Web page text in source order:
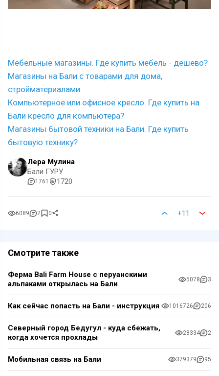
Мебельные магазины. Где купить мебель - дешево?
Магазины на Бали с товарами для дома,
стройматериалами
Компьютерное или офисное кресло. Где купить на
Бали кресло для компьютера?
Магазины бытовой техники на Бали. Где купить
бытовую технику?
Лера Мулина
Бали ГУРУ
1761 1720
6089 2 0 +11
Смотрите также
Ферма Bali Farm House с перуанскими
альпаками открылась на Бали
5078 3
Как сейчас попасть на Бали - инструкция 1016726 206
Северный город Бедугул - куда сбежать,
когда хочется прохлады
28334 2
Мобильная связь на Бали 379379 95